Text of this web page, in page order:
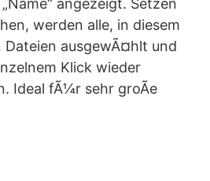
angezeigt. Setzen
werden alle, in diesem
ausgewÃ¤hlt und
Klick wieder
Ideal fÃ¼r sehr groÃe